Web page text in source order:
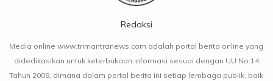
Redaksi
Media online www.trimantranews.com adalah portal berita online yang
didedikasikan untuk keterbukaan informasi sesuai dengan UU No.14
Tahun 2008, dimana dalam portal berita ini setiap lembaga publik, baik